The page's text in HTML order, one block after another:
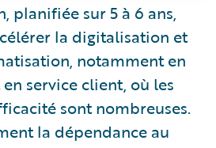
planifiée sur 5 à 6 ans,
la digitalisation et
notamment en
service client, où les
sont nombreuses.
la dépendance au